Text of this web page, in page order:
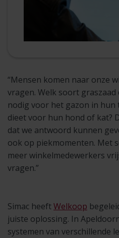
“Mensen komen naar onze
vragen. Welk soort
nodig voor het gazon in hun
dieet voor hun hond of kat?
dat we antwoord kunnen
ook op piekmomenten. Met
meer winkelmedewerkers
vragen.”
Simac heeftWelkoop
juiste oplossing. In
systemen van verschillende